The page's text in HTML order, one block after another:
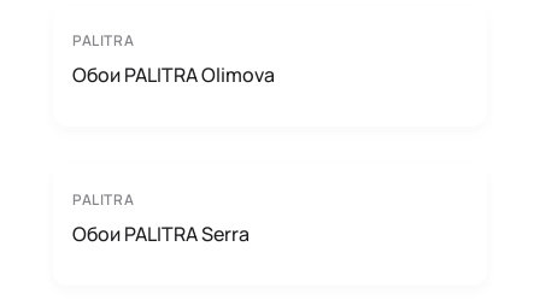
PALITRA
Обои PALITRA Olimova
PALITRA
Обои PALITRA Serra